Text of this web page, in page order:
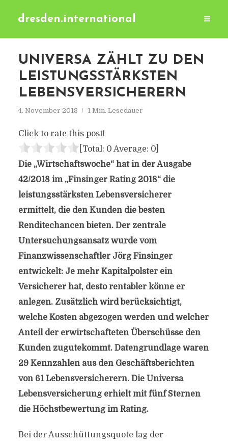
dresden.international
UNIVERSA ZÄHLT ZU DEN
LEISTUNGSSTÄRKSTEN
LEBENSVERSICHERERN
4. November 2018 1 Min. Lesedauer
Click to rate this post!
[Total: 0 Average: 0]
Die „Wirtschaftswoche“ hat in der Ausgabe
42/2018 im „Finsinger Rating 2018“ die
leistungsstärksten Lebensversicherer
ermittelt, die den Kunden die besten
Renditechancen bieten. Der zentrale
Untersuchungsansatz wurde vom
Finanzwissenschaftler Jörg Finsinger
entwickelt: Je mehr Kapitalpolster ein
Versicherer hat, desto rentabler könne er
anlegen. Zusätzlich wird berücksichtigt,
welche Kosten abgezogen werden und welcher
Anteil der erwirtschafteten Überschüsse den
Kunden zugutekommt. Datengrundlage waren
29 Kennzahlen aus den Geschäftsberichten
von 61 Lebensversicherern. Die Universa
Lebensversicherung erhielt mit fünf Sternen
die Höchstbewertung im Rating.
Bei der Ausschüttungsquote lag der